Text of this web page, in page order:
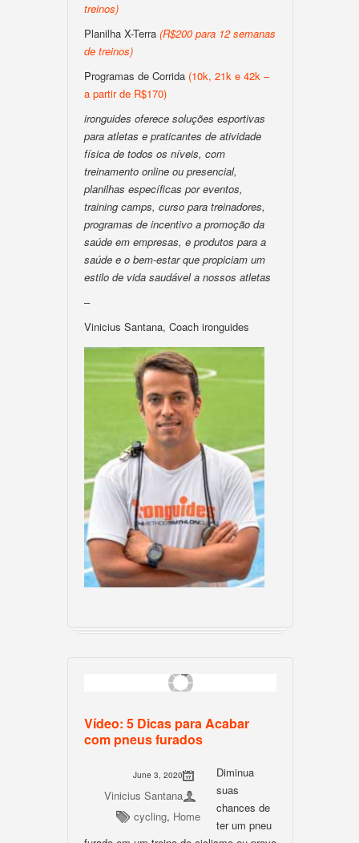
treinos)
Planilha X-Terra (R$200 para 12 semanas
de treinos)
Programas de Corrida (10k, 21k e 42k –
a partir de R$170)
ironguides oferece soluções esportivas
para atletas e praticantes de atividade
física de todos os níveis, com
treinamento online ou presencial,
planilhas específicas por eventos,
training camps, curso para treinadores,
programas de incentivo a promoção da
saúde em empresas, e produtos para a
saúde e o bem-estar que propiciam um
estilo de vida saudável a nossos atletas
–
Vinicius Santana, Coach ironguides
Vídeo: 5 Dicas para Acabar
com pneus furados
June 3, 2020
Vinicius Santana
cycling, Home
Diminua
suas
chances de
ter um pneu